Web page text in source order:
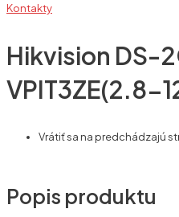
Kontakty
Hikvision DS-
VPIT3ZE(2.8-
Vrátiť sa na predchádzajú
Popis produktu